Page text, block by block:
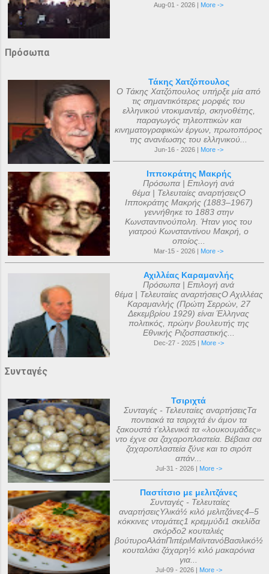
Aug-01 - 2026 | More ->
Πρόσωπα
Τάκης Χατζόπουλος
Ο Τάκης Χατζόπουλος υπήρξε μία από
τις σημαντικότερες μορφές του
ελληνικού ντοκιμαντέρ, σκηνοθέτης,
παραγωγός τηλεοπτικών και
κινηματογραφικών έργων, πρωτοπόρος
της ανανέωσης του ελληνικού...
Jun-16 - 2026 | More ->
Ιπποκράτης Μακρής
Πρόσωπα | Επιλογή ανά
θέμα | Τελευταίες αναρτήσειςΟ
Ιπποκράτης Μακρής (1883–1967)
γεννήθηκε το 1883 στην
Κωνσταντινούπολη. Ήταν γιος του
γιατρού Κωνσταντίνου Μακρή, ο
οποίος...
Mar-15 - 2026 | More ->
Αχιλλέας Καραμανλής
Πρόσωπα | Επιλογή ανά
θέμα | Τελευταίες αναρτήσειςΟ Αχιλλέας
Καραμανλής (Πρώτη Σερρών, 27
Δεκεμβρίου 1929) είναι Έλληνας
πολιτικός, πρώην βουλευτής της
Εθνικής Ριζοσπαστικής...
Dec-27 - 2025 | More ->
Συνταγές
Τσιριχτά
Συνταγές - Τελευταίες αναρτήσειςΤα
ποντιακά τα τσιριχτά έν άμον τα
ξακουστά τ'ελλενικά τα «λουκουμάδες»
ντο έχνε σα ζαχαροπλαστεία. Βέβαια σα
ζαχαροπλαστεία ξ̌ύνε και το σιρόπ
απάν...
Jul-31 - 2026 | More ->
Παστίτσιο με μελιτζάνες
Συνταγές - Τελευταίες
αναρτήσειςΥλικά½ κιλό μελιτζάνες4–5
κόκκινες ντομάτες1 κρεμμύδι1 σκελίδα
σκόρδο2 κουταλιές
βούτυροΑλάτιΠιπέριΜαϊντανόΒασιλικό½
κουταλάκι ζάχαρη½ κιλό μακαρόνια
για...
Jul-09 - 2026 | More ->